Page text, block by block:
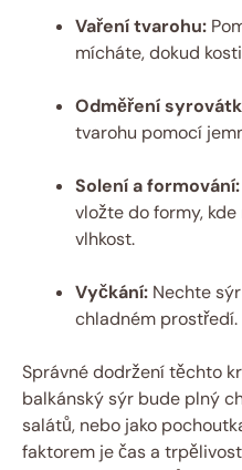
Vaření tvarohu:
mícháte, dokud
Odměření
tvarohu pomocí
Solení a formování:
vložte do formy,
vlhkost.
Vyčkání: Nechte
chladném prostředí.
Správné dodržení těchto
balkánský sýr bude plný
salátů, nebo jako
faktorem je čas a